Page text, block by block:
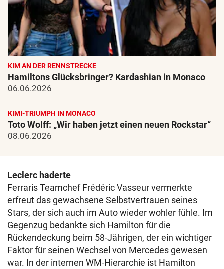
KIM AN DER RENNSTRECKE
Hamiltons Glücksbringer? Kardashian in Monaco
06.06.2026
KIMI-TRIUMPH IN MONACO
Toto Wolff: „Wir haben jetzt einen neuen Rockstar“
08.06.2026
Leclerc haderte
Ferraris Teamchef Frédéric Vasseur vermerkte
erfreut das gewachsene Selbstvertrauen seines
Stars, der sich auch im Auto wieder wohler fühle. Im
Gegenzug bedankte sich Hamilton für die
Rückendeckung beim 58-Jährigen, der ein wichtiger
Faktor für seinen Wechsel von Mercedes gewesen
war. In der internen WM-Hierarchie ist Hamilton